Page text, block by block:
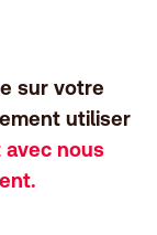
sur votre
utiliser
avec nous